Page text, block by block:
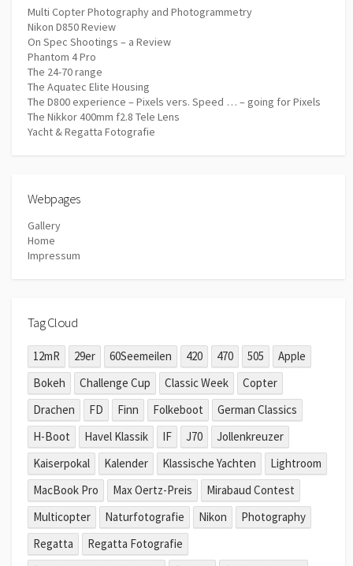
Multi Copter Photography and Photogrammetry
Nikon D850 Review
On Spec Shootings – a Review
Phantom 4 Pro
The 24-70 range
The Aquatec Elite Housing
The D800 experience – Pixels vers. Speed … – going for Pixels
The Nikkor 400mm f2.8 Tele Lens
Yacht & Regatta Fotografie
Webpages
Gallery
Home
Impressum
Tag Cloud
12mR 29er 60Seemeilen 420 470 505
Apple
Bokeh
Challenge Cup Classic Week
Copter
Drachen
FD Finn Folkeboot
German Classics
H-Boot
Havel Klassik IF J70
Jollenkreuzer
Kaiserpokal
Kalender Klassische Yachten
Lightroom
MacBook Pro
Max Oertz-Preis
Mirabaud Contest
Multicopter
Naturfotografie Nikon
Photography
Regatta
Regatta Fotografie